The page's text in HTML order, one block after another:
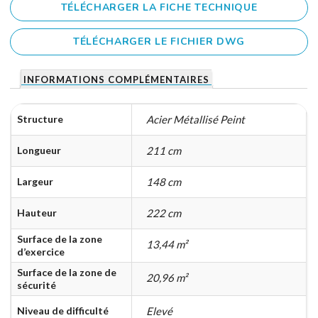
TÉLÉCHARGER LA FICHE TECHNIQUE
TÉLÉCHARGER LE FICHIER DWG
INFORMATIONS COMPLÉMENTAIRES
Structure Acier Métallisé Peint
Longueur 211 cm
Largeur 148 cm
Hauteur 222 cm
Surface de la zone
d’exercice
13,44 m²
Surface de la zone de
sécurité
20,96 m²
Niveau de difficulté Elevé